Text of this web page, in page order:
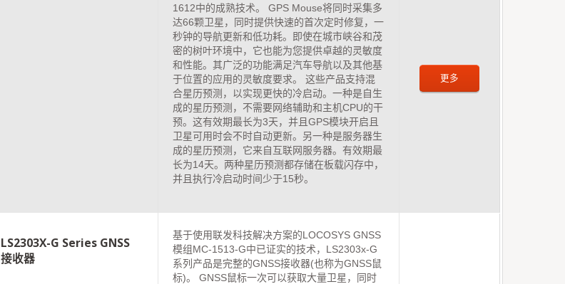
1612中的成熟技术。 GPS Mouse将同时采集多
达66颗卫星，同时提供快速的首次定时修复，一
秒钟的导航更新和低功耗。即使在城市峡谷和茂
密的树叶环境中，它也能为您提供卓越的灵敏度
和性能。其广泛的功能满足汽车导航以及其他基
于位置的应用的灵敏度要求。 这些产品支持混
合星历预测，以实现更快的冷启动。一种是自生
成的星历预测，不需要网络辅助和主机CPU的干
预。这有效期最长为3天，并且GPS模块开启且
卫星可用时会不时自动更新。另一种是服务器生
成的星历预测，它来自互联网服务器。有效期最
长为14天。两种星历预测都存储在板载闪存中，
并且执行冷启动时间少于15秒。
更多
LS2303X-G Series GNSS
接收器
基于使用联发科技解决方案的LOCOSYS GNSS
模组MC-1513-G中已证实的技术，LS2303x-G
系列产品是完整的GNSS接收器(也称为GNSS鼠
标)。 GNSS鼠标一次可以获取大量卫星，同时